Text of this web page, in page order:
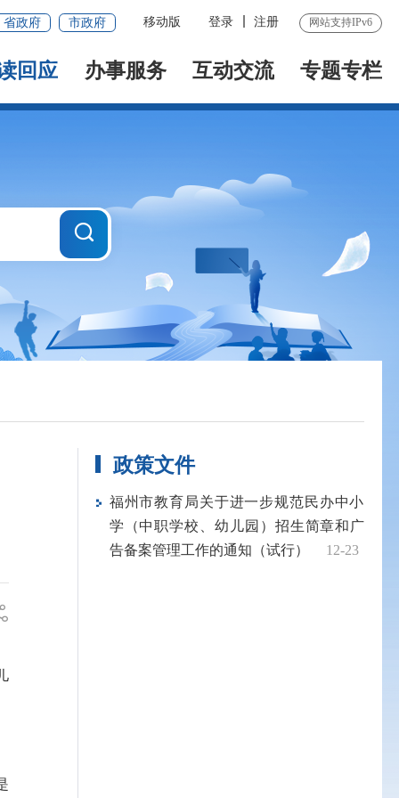
省政府 市政府 移动版 登录 注册 网站支持IPv6
回应 办事服务 互动交流 专题专栏
政策文件
福州市教育局关于进一步规范民办中小
学（中职学校、幼儿园）招生简章和广
告备案管理工作的通知（试行）
12-23